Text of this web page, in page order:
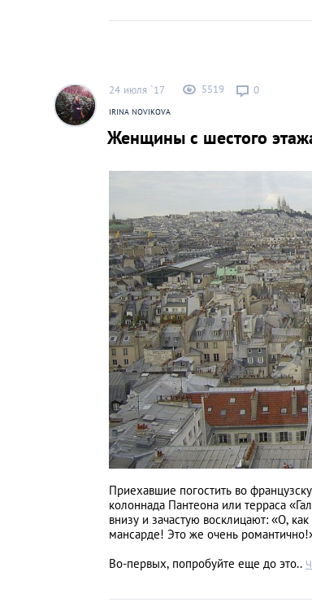
IRINA NOVIKOVA
24 июля `17 5519 0
Женщины с шестого
Приехавшие погостить во
колоннада Пантеона или терраса
внизу и зачастую восклицают: «О,
мансарде! Это же очень
Во-первых, попробуйте еще до это..